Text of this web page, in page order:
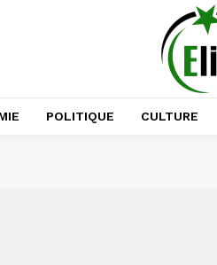
POLITIQUE CULTURE